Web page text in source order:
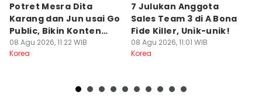
Potret Mesra Dita
Karang dan Jun usai Go
Public, Bikin Konten
Bareng!
08 Agu 2026, 11:22 WIB
Korea
7 Julukan Anggota
Sales Team 3 di A Bona
Fide Killer, Unik-unik!
08 Agu 2026, 11:01 WIB
Korea